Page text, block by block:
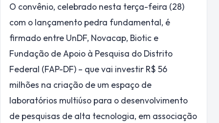
O convênio, celebrado nesta terça-feira (28)
com o lançamento pedra fundamental, é
firmado entre UnDF, Novacap, Biotic e
Fundação de Apoio à Pesquisa do Distrito
Federal (FAP-DF) – que vai investir R$ 56
milhões na criação de um espaço de
laboratórios multiúso para o desenvolvimento
de pesquisas de alta tecnologia, em associação